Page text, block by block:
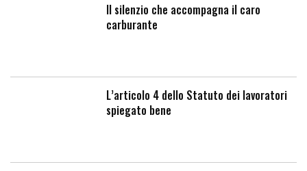
Il silenzio che accompagna il caro
carburante
L’articolo 4 dello Statuto dei lavoratori
spiegato bene